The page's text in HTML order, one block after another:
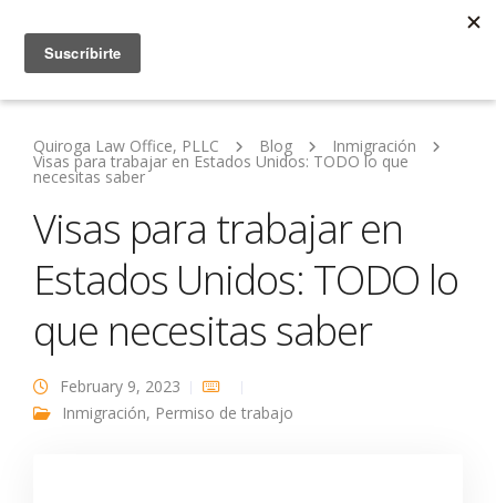
Quiroga Law Office, PLLC Blog Inmigración
Visas para trabajar en Estados Unidos: TODO lo que
necesitas saber
Visas para trabajar en
Estados Unidos: TODO lo
que necesitas saber
February 9, 2023
Inmigración, Permiso de trabajo